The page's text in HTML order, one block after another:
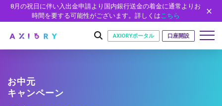
8月の祝日に伴い入出金申請より国内銀行送金の着金に通常よりお
時間を要する可能性がございます。詳しくはこちら
はじめに
AXIORYポータル 口座開設
お中元
キャンペーン